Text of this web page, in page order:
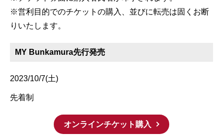
※営利目的でのチケットの購入、並びに転売は固くお断
りいたします。
MY Bunkamura先行発売
2023/10/7(土)
先着制
オンラインチケット購入